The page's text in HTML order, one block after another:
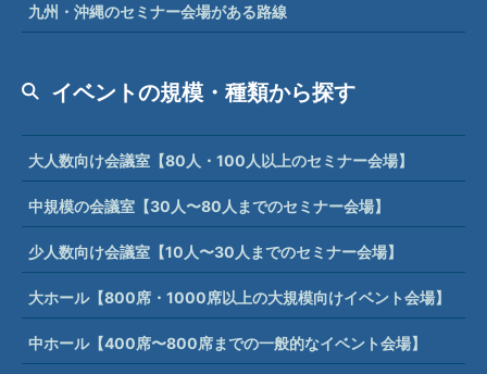
九州・沖縄のセミナー会場がある路線
イベントの規模・種類から探す
大人数向け会議室【80人・100人以上のセミナー会場】
中規模の会議室【30人〜80人までのセミナー会場】
少人数向け会議室【10人〜30人までのセミナー会場】
大ホール【800席・1000席以上の大規模向けイベント会場】
中ホール【400席〜800席までの一般的なイベント会場】